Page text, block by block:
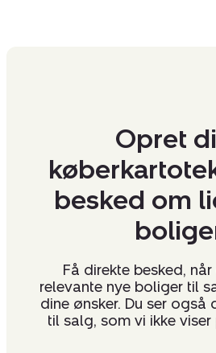
Opret
besked om
Få direkte besked,
relevante nye boliger til
dine ønsker. Du ser også
til salg, som vi ikke